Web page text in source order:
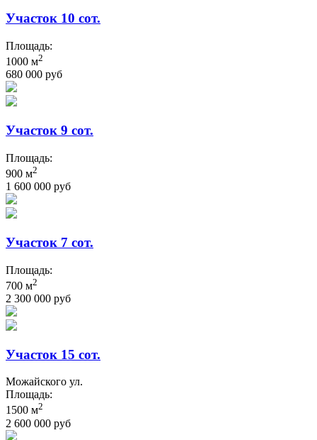
Участок 10 сот.
Площадь:
1000 м2
680 000 руб
Участок 9 сот.
Площадь:
900 м2
1 600 000 руб
Участок 7 сот.
Площадь:
700 м2
2 300 000 руб
Участок 15 сот.
Можайского ул.
Площадь:
1500 м2
2 600 000 руб